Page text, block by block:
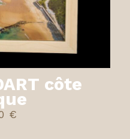
côte
€